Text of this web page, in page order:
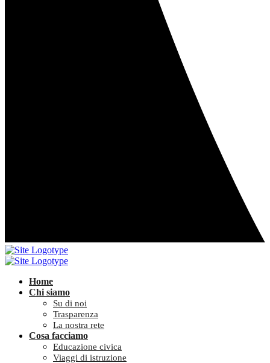
Home
Chi siamo
Su di noi
Trasparenza
La nostra rete
Cosa facciamo
Educazione civica
Viaggi di istruzione